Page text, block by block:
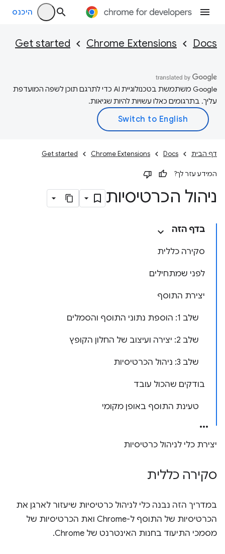
היכנס
Docs
Chrome Extensions
Get started
‫Google משתמשת בטכנולוגיית AI כדי לתרגם תוכן לשפה המועדפת
עליך. בתרגומים כאלו עשויות להיות שגיאות.
דף הבית Docs
Chrome Extensions
Get started
המידע עזר לך?
ניהול הכרטיסיות
בדף הזה
סקירה כללית
לפני שמתחילים
יצירת התוסף
שלב 1: הוספת נתוני התוסף והסמלים
שלב 2: יצירה ועיצוב של החלון הקופץ
שלב 3: ניהול הכרטיסיות
בודקים שהכול עובד
טעינת התוסף באופן מקומי
יצירת כלי לניהול כרטיסיות
סקירה כללית
במדריך הזה נבנה כלי לניהול כרטיסיות שיעזור לארגן את
הכרטיסיות של התוסף ל-Chrome ואת הכרטיסיות של
מסמכי התיעוד בחנות האינטרנט של Chrome.